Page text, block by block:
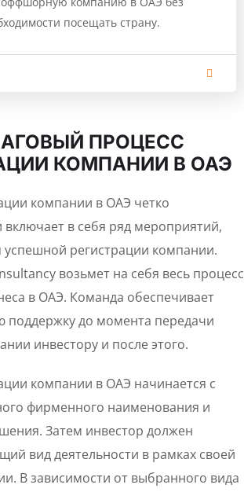
посещать страну.
ПРОЦЕСС
КОМПАНИИ В ОАЭ
компании в ОАЭ четко
включает в себя ряд мероприятий,
регистрации компании.
возьмет на себя весь процесс
в ОАЭ. Команда обеспечивает
поддержку до момента передачи
инвестору и после этого.
компании в ОАЭ начинается с
фирменного наименования и
Затем инвестор должен
вид деятельности в рамках своей
В зависимости от выбранного вида